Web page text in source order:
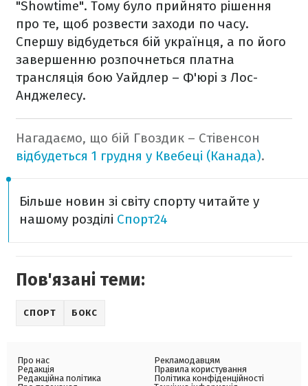
"Showtime". Тому було прийнято рішення
про те, щоб розвести заходи по часу.
Спершу відбудеться бій українця, а по його
завершенню розпочнеться платна
трансляція бою Уайдлер – Ф'юрі з Лос-
Анджелесу.
Нагадаємо, що бій Гвоздик – Стівенсон
відбудеться 1 грудня у Квебеці (Канада).
Більше новин зі світу спорту читайте у
нашому розділі Спорт24
Пов'язані теми:
СПОРТ БОКС
Про нас
Редакція
Редакційна політика
Рекламодавцям
Правила користування
Політика конфіденційності